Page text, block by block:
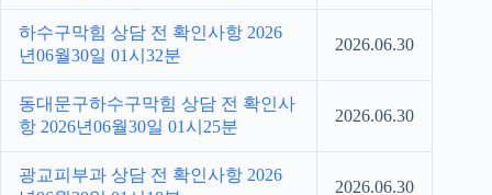
하수구막힘 상담 전 확인사항 2026
년06월30일 01시32분
2026.06.30
동대문구하수구막힘 상담 전 확인사
항 2026년06월30일 01시25분
2026.06.30
광교피부과 상담 전 확인사항 2026
2026.06.30